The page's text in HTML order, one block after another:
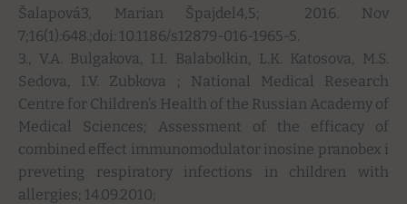
Šalapová3, Marian Špajdel4,5; 2016. Nov
7;16(1):648.;doi: 10.1186/s12879-016-1965-5.
3., V.A. Bulgakova, I.I. Balabolkin, L.K. Katosova, M.S.
Sedova, I.V. Zubkova ; National Medical Research
Centre for Children’s Health of the Russian Academy of
Medical Sciences; Assessment of the efficacy of
combined effect immunomodulator inosine pranobex i
preveting respiratory infections in children with
allergies; 14.09.2010;